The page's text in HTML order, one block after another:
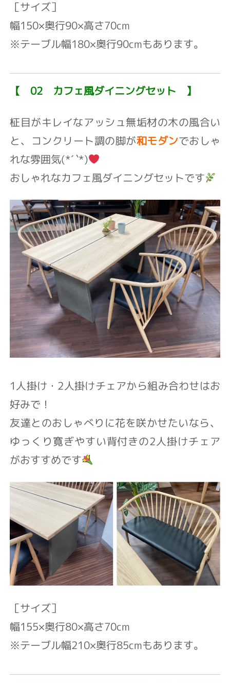
［サイズ］
幅150×奥行90×高さ70cm⁡
※テーブル幅180×奥行90cmもあります。⁡
【 02 カフェ風ダイニングセット 】
柾目がキレイな⁡アッシュ無垢材の木の風合い
と⁡、
コンクリート調の脚が和モダンでおしゃ
れな雰囲気(*´ `*)
おしゃれなカフェ風ダイニングセット⁡です
1人掛け・2人掛けチェアから⁡組み合わせはお
好みで！⁡
友達とのおしゃべりに花を咲かせたいなら⁡、
ゆっくり寛ぎやすい背付きの2人掛けチェア
がおすすめです︎︎⁡
［サイズ］
幅155×奥行80×高さ70cm⁡
※テーブル幅210×奥行85cmもあります。